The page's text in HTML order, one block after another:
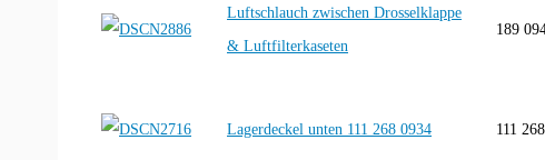
Luftschlauch zwischen Drosselklappe
& Luftfilterkaseten
189
Lagerdeckel unten 111 268 0934 111